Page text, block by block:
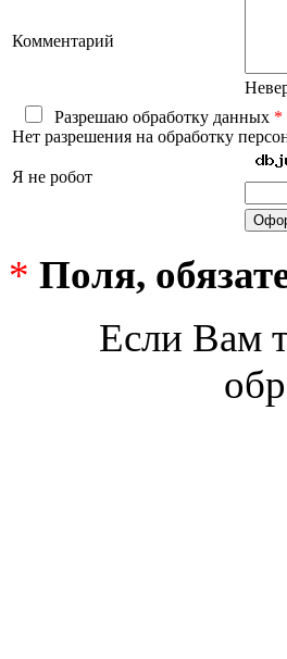
Комментарий
Разрешаю обработку данных *
Нет разрешения на обработку
Я не робот
* Поля,
Если Вам